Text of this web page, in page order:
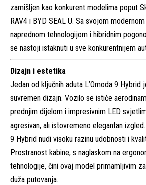
zamišljen kao konkurent modelima poput
RAV4 i BYD SEAL U. Sa svojom
naprednom tehnologijom i hibridnim
se nastoji istaknuti u sve konkurentnijem
Dizajn i estetika
Jedan od ključnih aduta L’Omoda 9 Hybrid
suvremen dizajn. Vozilo se ističe
prednjim dijelom i impresivnim LED
agresivan, ali istovremeno elegantan
9 Hybrid nudi visoku razinu udobnosti i
Prostranost kabine, s naglaskom na
tehnologije, čini ovaj model primamljivim
duža putovanja.